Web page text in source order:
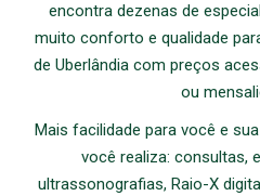
encontra dezenas de
muito conforto e qualidade
de Uberlândia com preços
ou
Mais facilidade para você e
você realiza: consultas,
ultrassonografias, Raio-X